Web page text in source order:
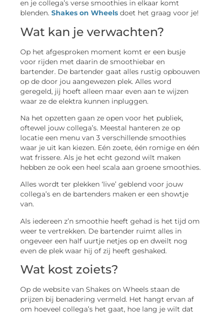
en je collega’s verse smoothies in elkaar komt
blenden. Shakes on Wheels doet het graag voor je!
Wat kan je verwachten?
Op het afgesproken moment komt er een busje
voor rijden met daarin de smoothiebar en
bartender. De bartender gaat alles rustig opbouwen
op de door jou aangewezen plek. Alles word
geregeld, jij hoeft alleen maar even aan te wijzen
waar ze de elektra kunnen inpluggen.
Na het opzetten gaan ze open voor het publiek,
oftewel jouw collega’s. Meestal hanteren ze op
locatie een menu van 3 verschillende smoothies
waar je uit kan kiezen. Eén zoete, één romige en één
wat frissere. Als je het echt gezond wilt maken
hebben ze ook een heel scala aan groene smoothies.
Alles wordt ter plekken ‘live’ geblend voor jouw
collega’s en de bartenders maken er een showtje
van.
Als iedereen z’n smoothie heeft gehad is het tijd om
weer te vertrekken. De bartender ruimt alles in
ongeveer een half uurtje netjes op en dweilt nog
even de plek waar hij of zij heeft geshaked.
Wat kost zoiets?
Op de website van Shakes on Wheels staan de
prijzen bij benadering vermeld. Het hangt ervan af
om hoeveel collega’s het gaat, hoe lang je wilt dat